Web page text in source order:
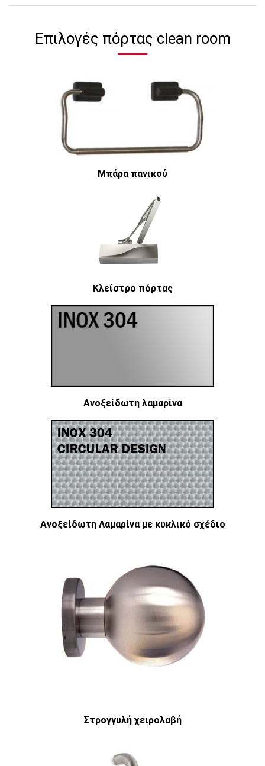
Επιλογές πόρτας clean room
Μπάρα πανικού
Κλείστρο πόρτας
Ανοξείδωτη λαμαρίνα
Ανοξείδωτη Λαμαρίνα με κυκλικό σχέδιο
Στρογγυλή χειρολαβή